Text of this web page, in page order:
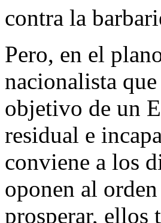
contra la
Pero, en el
nacionalista
objetivo de un
residual e
conviene a los
oponen al
prosperar, ellos